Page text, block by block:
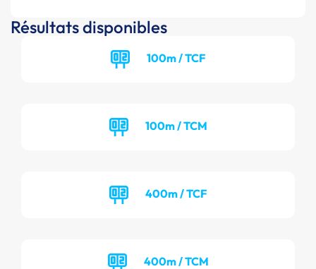
Résultats disponibles
100m / TCF
100m / TCM
400m / TCF
400m / TCM